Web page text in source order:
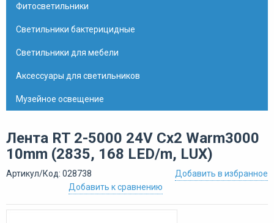
Фитосветильники
Светильники бактерицидные
Светильники для мебели
Аксессуары для светильников
Музейное освещение
Лента RT 2-5000 24V Cx2 Warm3000
10mm (2835, 168 LED/m, LUX)
Артикул/Код: 028738
Добавить в избранное
Добавить к сравнению